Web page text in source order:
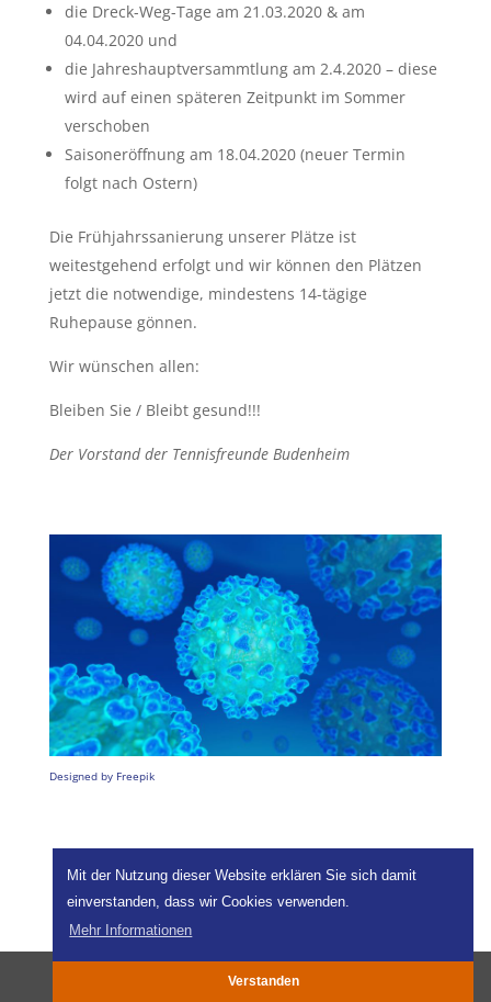
Mit der Nutzung dieser Website erklären Sie sich damit
einverstanden, dass wir Cookies verwenden.
Mehr Informationen
Verstanden
die Dreck-Weg-Tage am 21.03.2020 & am
04.04.2020 und
die Jahreshauptversammtlung am 2.4.2020 – diese
wird auf einen späteren Zeitpunkt im Sommer
verschoben
Saisoneröffnung am 18.04.2020 (neuer Termin
folgt nach Ostern)
Die Frühjahrssanierung unserer Plätze ist
weitestgehend erfolgt und wir können den Plätzen
jetzt die notwendige, mindestens 14-tägige
Ruhepause gönnen.
Wir wünschen allen:
Bleiben Sie / Bleibt gesund!!!
Der Vorstand der Tennisfreunde Budenheim
Designed by Freepik
Datenschutz|Anfahrt